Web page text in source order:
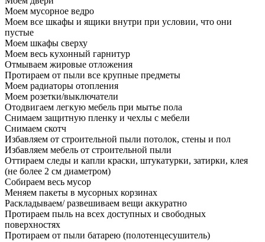
Моем мусорное ведро
Моем все шкафы и ящики внутри при условии, что они
пустые
Моем шкафы сверху
Моем весь кухонный гарнитур
Отмываем жировые отложения
Протираем от пыли все крупные предметы
Моем радиаторы отопления
Моем розетки/выключатели
Отодвигаем легкую мебель при мытье пола
Снимаем защитную пленку и чехлы с мебели
Снимаем скотч
Избавляем от строительной пыли потолок, стены и пол
Избавляем мебель от строительной пыли
Оттираем следы и капли краски, штукатурки, затирки, клея
(не более 2 см диаметром)
Собираем весь мусор
Меняем пакеты в мусорных корзинах
Раскладываем/ развешиваем вещи аккуратно
Протираем пыль на всех доступных и свободных
поверхностях
Протираем от пыли батарею (полотенцесушитель)